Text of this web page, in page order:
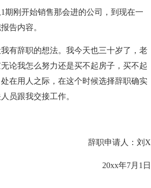
刚开始销售那会进的公司，到现在一
告内容。
有辞职的想法。我今天也三十岁了，老
论我怎么努力还是买不起房子，买不起
在用人之际，在这个时候选择辞职确实
员跟我交接工作。
辞职申请人：刘X
20xx年7月1日